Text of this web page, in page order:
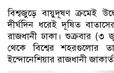
বিশ্বজুড়ে বায়ুদূষণ ক্রমেই
দীর্ঘদিন ধরেই দূষিত
রাজধানী ঢাকা। শুক্রবার
থেকে বিশ্বের শহরগুলোর
ইন্দোনেশিয়ার রাজধানী